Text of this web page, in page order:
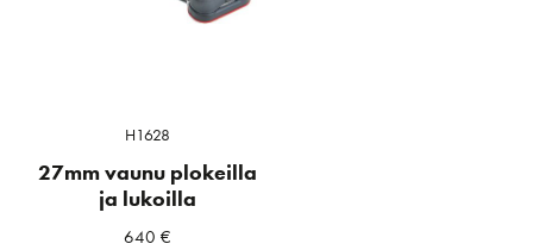
H1628
27mm vaunu plokeilla
ja lukoilla
640€